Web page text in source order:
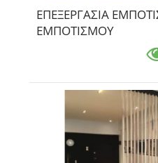
ΕΠΕΞΕΡΓΑΣΙΑ
ΕΜΠΟΤΙΣΜΟΥ